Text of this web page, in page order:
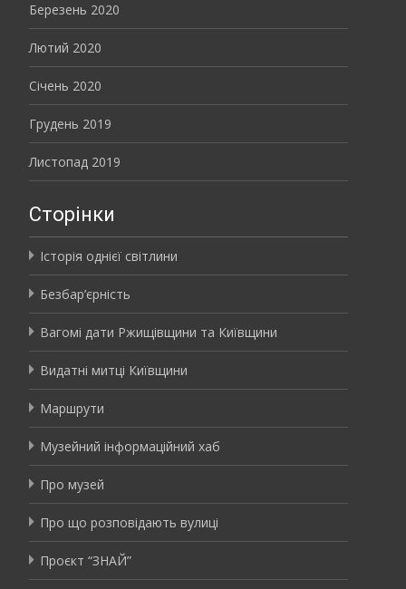
Березень 2020
Лютий 2020
Січень 2020
Грудень 2019
Листопад 2019
Сторінки
Історія однієї світлини
Безбар’єрність
Вагомі дати Ржищівщини та Київщини
Видатні митці Київщини
Маршрути
Музейний інформаційний хаб
Про музей
Про що розповідають вулиці
Проєкт “ЗНАЙ”